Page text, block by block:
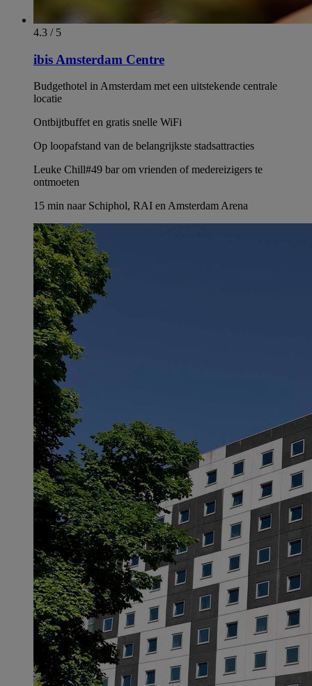
4.3 / 5
ibis Amsterdam Centre
Budgethotel in Amsterdam met een uitstekende centrale
locatie
Ontbijtbuffet en gratis snelle WiFi
Op loopafstand van de belangrijkste stadsattracties
Leuke Chill#49 bar om vrienden of medereizigers te
ontmoeten
15 min naar Schiphol, RAI en Amsterdam Arena